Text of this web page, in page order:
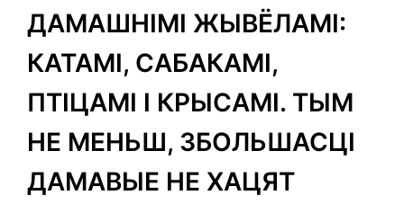
ДАМАШНІМІ ЖЫВЁЛАМІ:
КАТАМІ, САБАКАМІ,
ПТІЦАМІ І КРЫСАМІ. ТЫМ
НЕ МЕНЬШ, ЗБОЛЬШАСЦІ
ДАМАВЫЕ НЕ ХАЦЯТ